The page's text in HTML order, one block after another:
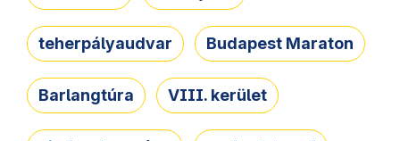
teherpályaudvar Budapest Maraton
Barlangtúra VIII. kerület